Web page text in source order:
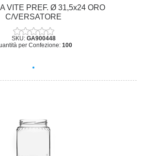
VITE PREF. Ø 31,5x24 ORO
C/VERSATORE
SKU: GA900448
per Confezione: 100